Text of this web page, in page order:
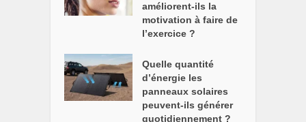
améliorent-ils la
motivation à faire de
l’exercice ?
Quelle quantité
d’énergie les
panneaux solaires
peuvent-ils générer
quotidiennement ?